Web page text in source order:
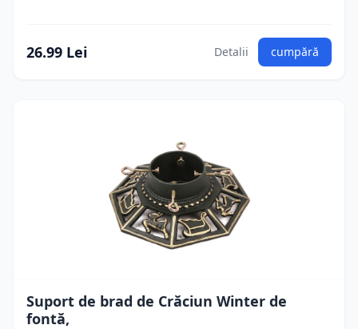
26.99 Lei Detalii cumpără
Suport de brad de Crăciun Winter de
fontă,